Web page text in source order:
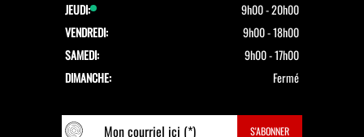
JEUDI:
9h00 - 20h00
VENDREDI:
9h00 - 18h00
SAMEDI:
9h00 - 17h00
DIMANCHE:
Fermé